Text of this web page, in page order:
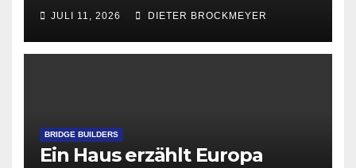
JULI 11, 2026 DIETER BROCKMEYER
BRIDGE BUILDERS
Ein Haus erzählt Europa